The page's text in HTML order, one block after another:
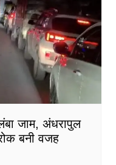
जाम, अंधरापुल
रोक बनी वजह